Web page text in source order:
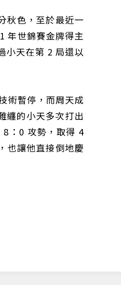
秋色，至於最近一
年世錦賽金牌得主
小天在第 2 局還以
術暫停，而周天成
纏的小天多次打出
：0 攻勢，取得 4
也讓他直接倒地慶